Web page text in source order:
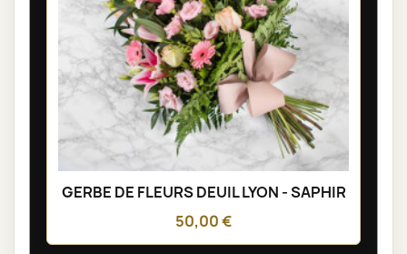
GERBE DE FLEURS DEUIL LYON - SAPHIR
50,00 €